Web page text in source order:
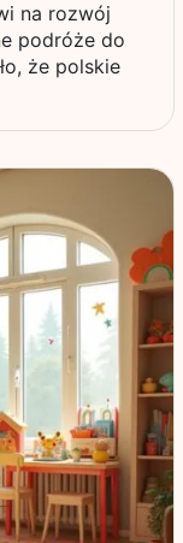
na rozwój
podróże do
że polskie